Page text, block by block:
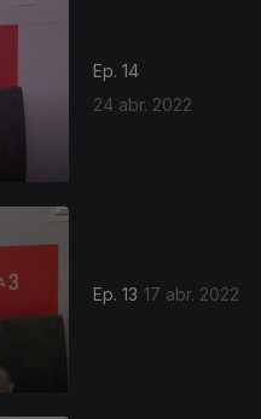
Ep. 14
24 abr. 2022
Ep. 13 17 abr. 2022